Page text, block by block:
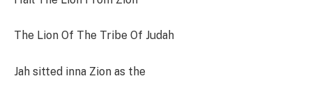
The Lion Of The Tribe Of Judah
Jah sitted inna Zion as the